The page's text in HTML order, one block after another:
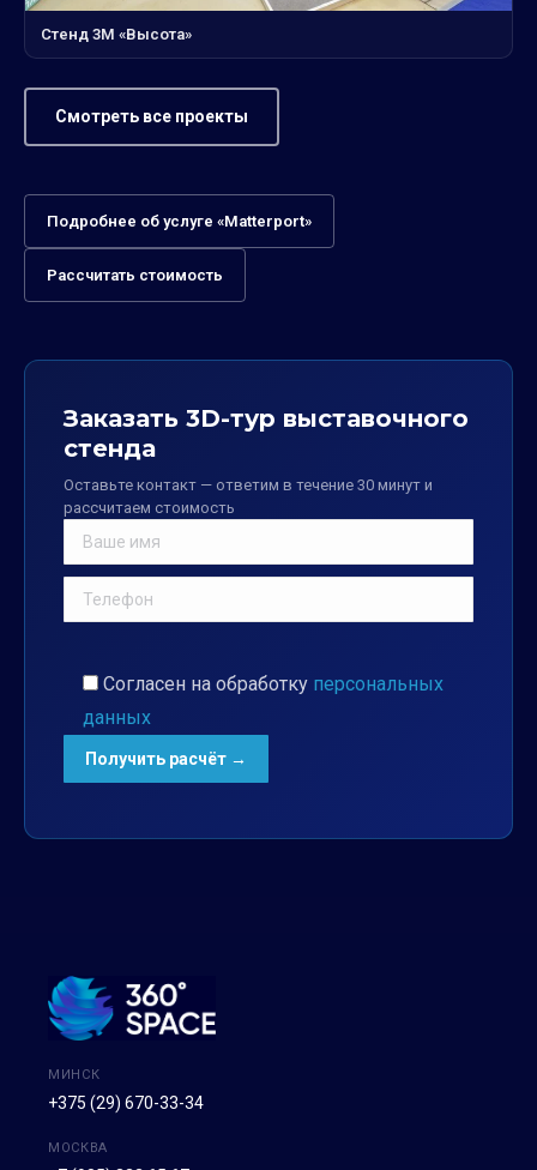
Стенд 3М «Высота»
Смотреть все проекты
Подробнее об услуге «Matterport»
Рассчитать стоимость
Заказать 3D-тур выставочного
стенда
Оставьте контакт — ответим в течение 30 минут и
рассчитаем стоимость
Согласен на обработку персональных
данных
МИНСК
+375 (29) 670-33-34
МОСКВА